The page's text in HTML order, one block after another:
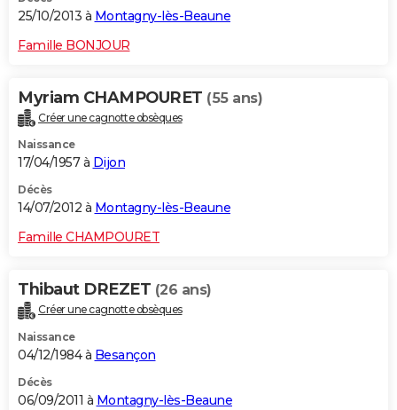
25/10/2013 à Montagny-lès-Beaune
Famille BONJOUR
Myriam CHAMPOURET (55 ans)
Créer une cagnotte obsèques
Naissance
17/04/1957 à Dijon
Décès
14/07/2012 à Montagny-lès-Beaune
Famille CHAMPOURET
Thibaut DREZET (26 ans)
Créer une cagnotte obsèques
Naissance
04/12/1984 à Besançon
Décès
06/09/2011 à Montagny-lès-Beaune